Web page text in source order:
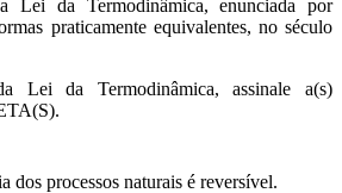
Lei da Termodinâmica, enunciada por
praticamente equivalentes, no século
Lei da Termodinâmica, assinale a(s)
dos processos naturais é reversível.